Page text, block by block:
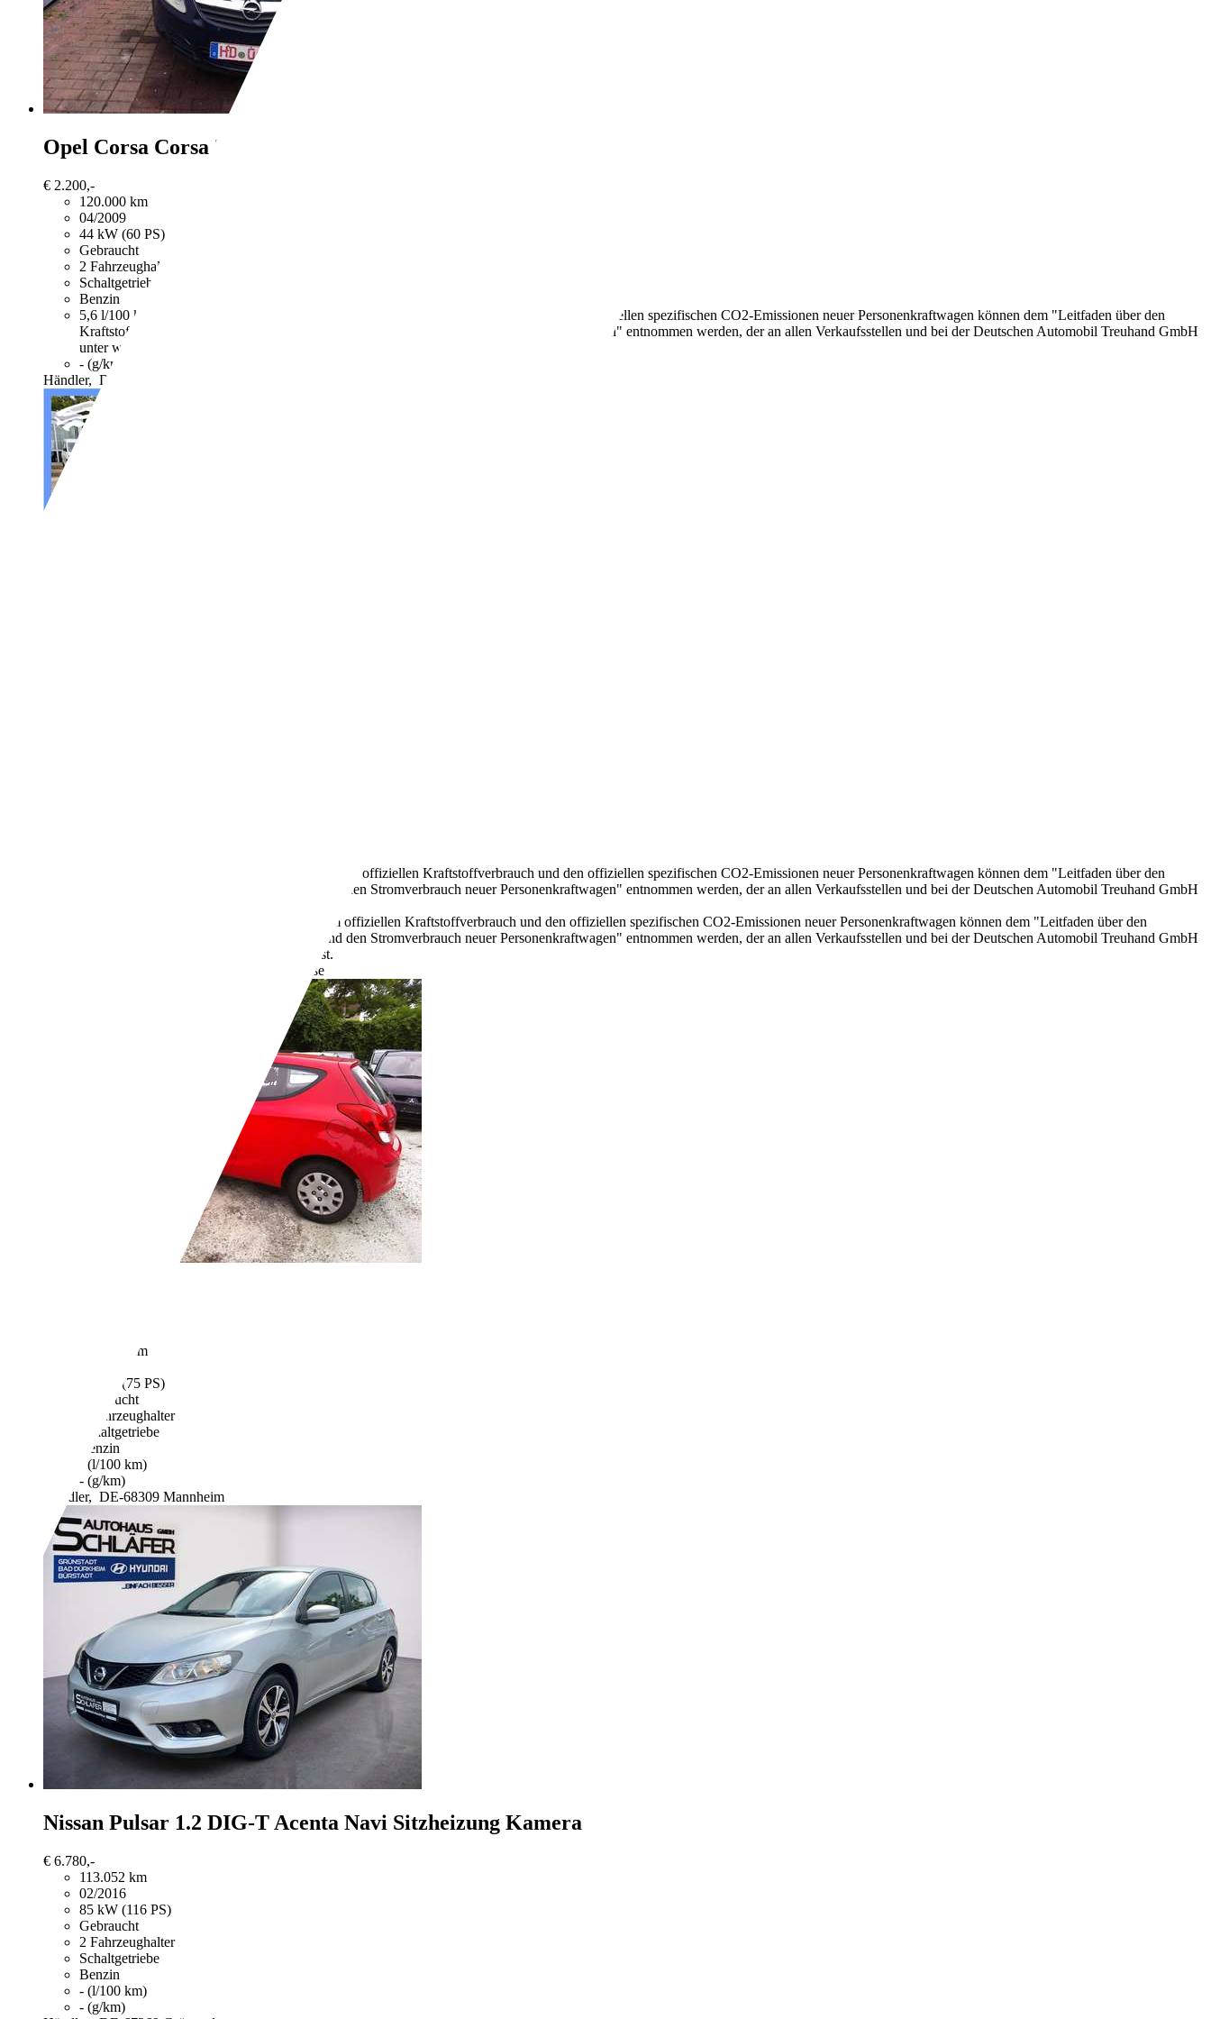
Opel Corsa Corsa 3-Türer 1.0 12V Edition TÜV neu
€ 2.200,-
120.000 km
04/2009
44 kW (60 PS)
Gebraucht
2 Fahrzeughalter
Schaltgetriebe
Benzin
5,6 l/100 km (komb.)
Weitere Informationen zum offiziellen Kraftstoffverbrauch und den offiziellen spezifischen CO2-Emissionen neuer Personenkraftwagen können dem "Leitfaden über den
Kraftstoffverbrauch, die CO2-Emissionen und den Stromverbrauch neuer Personenkraftwagen" entnommen werden, der an allen Verkaufsstellen und bei der Deutschen Automobil Treuhand GmbH
unter www.dat.de unentgeltlich erhältlich ist.
- (g/km)
Händler, DE-68542 Heddesheim
Weitere Informationen zum offiziellen Kraftstoffverbrauch und den offiziellen spezifischen CO2-Emissionen neuer Personenkraftwagen können dem "Leitfaden über den
Kraftstoffverbrauch, die CO2-Emissionen und den Stromverbrauch neuer Personenkraftwagen" entnommen werden, der an allen Verkaufsstellen und bei der Deutschen Automobil Treuhand GmbH
Weitere Informationen zum offiziellen Kraftstoffverbrauch und den offiziellen spezifischen CO2-Emissionen neuer Personenkraftwagen können dem "Leitfaden über den
Kraftstoffverbrauch, die CO2-Emissionen und den Stromverbrauch neuer Personenkraftwagen" entnommen werden, der an allen Verkaufsstellen und bei der Deutschen Automobil Treuhand GmbH
unter www.dat.de unentgeltlich erhältlich ist.
DE-69469 Weinheim an der Bergstraße
176.098 km
55 kW (75 PS)
Gebraucht
1 Fahrzeughalter
Schaltgetriebe
Benzin
- (l/100 km)
- (g/km)
Händler, DE-68309 Mannheim
Nissan Pulsar 1.2 DIG-T Acenta Navi Sitzheizung Kamera
€ 6.780,-
113.052 km
02/2016
85 kW (116 PS)
Gebraucht
2 Fahrzeughalter
Schaltgetriebe
Benzin
- (l/100 km)
- (g/km)